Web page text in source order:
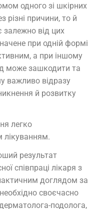
одного зі шкірних
різні причини, то й
залежно від цих
при одній формі
а при іншому
може зашкодити та
важливо відразу
й розвитку
легко
лікуванням.
результат
співпраці лікаря з
доглядом за
своєчасно
подолога,